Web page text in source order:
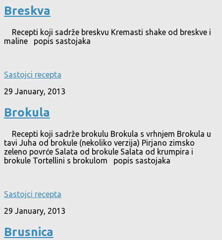
Breskva
Recepti koji sadrže breskvu Kremasti shake od breskve i
maline popis sastojaka
Sastojci recepta
29 January, 2013
Brokula
Recepti koji sadrže brokulu Brokula s vrhnjem Brokula u
tavi Juha od brokule (nekoliko verzija) Pirjano zimsko
zeleno povrće Salata od brokule Salata od krumpira i
brokule Tortellini s brokulom popis sastojaka
Sastojci recepta
29 January, 2013
Brusnica